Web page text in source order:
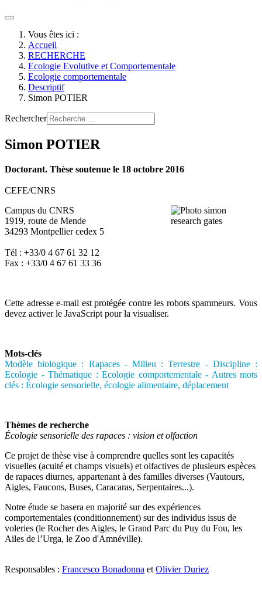
Vous êtes ici :
Accueil
RECHERCHE
Ecologie Evolutive et Comportementale
Ecologie comportementale
Descriptif
Simon POTIER
Rechercher
Simon POTIER
Doctorant. Thèse soutenue le 18 octobre 2016
CEFE/CNRS
Campus du CNRS
1919, route de Mende
34293 Montpellier cedex 5
Tél : +33/0 4 67 61 32 12
Fax : +33/0 4 67 61 33 36
Cette adresse e-mail est protégée contre les robots spammeurs. Vous
devez activer le JavaScript pour la visualiser.
Mots-clés
Modèle biologique : Rapaces - Milieu : Terrestre - Discipline :
Ecologie - Thématique : Ecologie comportementale - Autres mots
clés : Écologie sensorielle, écologie alimentaire, déplacement
Thèmes de recherche
Écologie sensorielle des rapaces : vision et olfaction
Ce projet de thèse vise à comprendre quelles sont les capacités
visuelles (acuité et champs visuels) et olfactives de plusieurs espèces
de rapaces diurnes, appartenant à des familles diverses (Vautours,
Aigles, Faucons, Buses, Caracaras, Serpentaires...).
Notre étude se basera en majorité sur des expériences
comportementales (conditionnement) sur des individus issus de
voleries (le Rocher des Aigles, le Grand Parc du Puy du Fou, les
Ailes de l’Urga, le Zoo d'Amnéville).
Responsables : Francesco Bonadonna et Olivier Duriez